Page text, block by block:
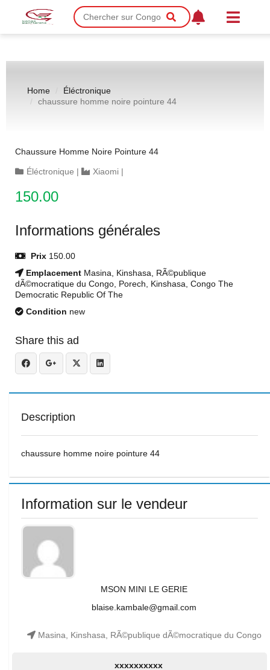
Home
Éléctronique
chaussure homme noire pointure 44
Chaussure Homme Noire Pointure 44
Éléctronique | Xiaomi |
150.00
Informations générales
Prix 150.00
Emplacement Masina, Kinshasa, RÃ©publique
dÃ©mocratique du Congo, Porech, Kinshasa, Congo The
Democratic Republic Of The
Condition new
Share this ad
Description
chaussure homme noire pointure 44
Information sur le vendeur
MSON MINI LE GERIE
blaise.kambale@gmail.com
Masina, Kinshasa, RÃ©publique dÃ©mocratique du Congo
xxxxxxxxxx